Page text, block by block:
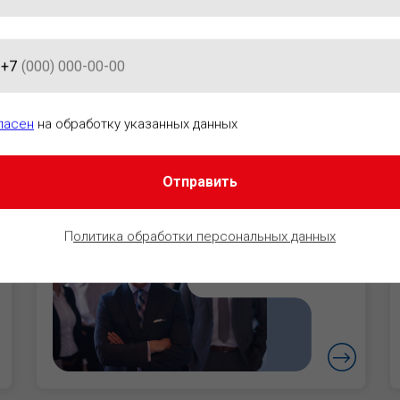
ПРАВОВОГО
Руководители
Уверенность в
безопасности
+7
на обработку указанных данных
Отправить
Политика обработки персональных данных